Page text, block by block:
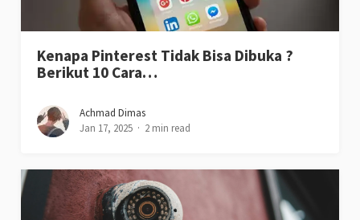
Kenapa Pinterest Tidak Bisa Dibuka ?
Berikut 10 Cara…
Achmad Dimas
Jan 17, 2025
2 min read